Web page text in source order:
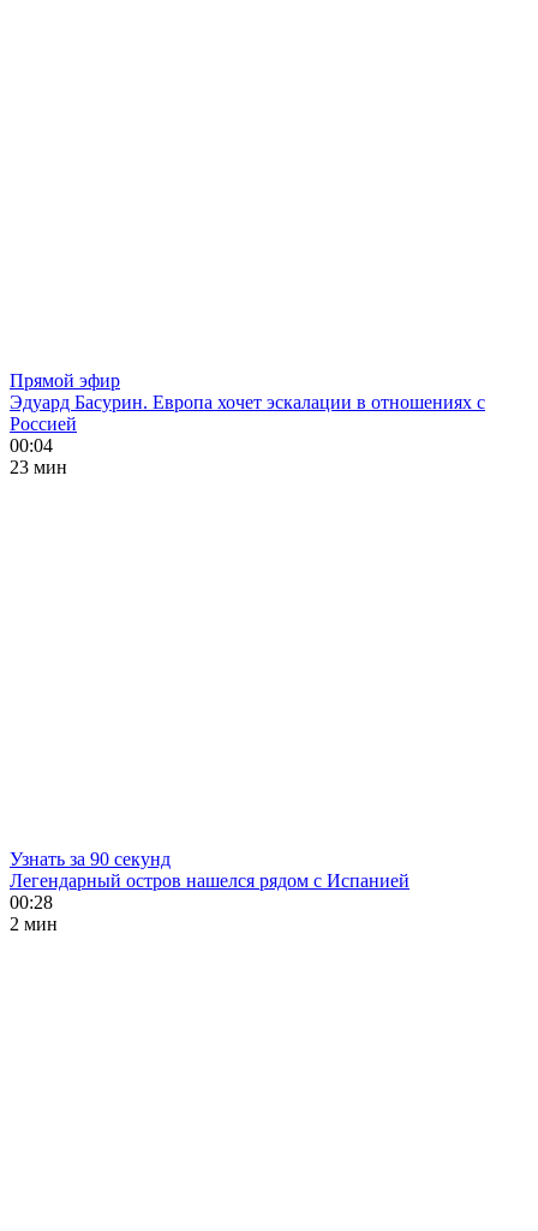
Прямой эфир
Эдуард Басурин. Европа хочет эскалации в отношениях с
Россией
00:04
23 мин
Узнать за 90 секунд
Легендарный остров нашелся рядом с Испанией
00:28
2 мин